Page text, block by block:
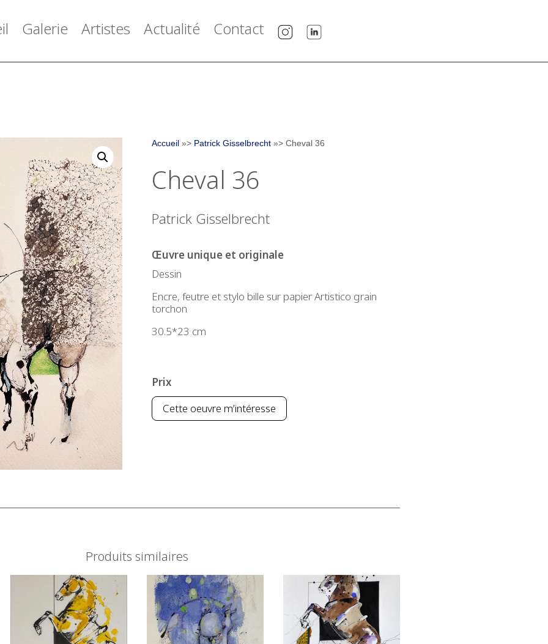
Galerie Artistes Actualité Contact
Accueil»> Patrick Gisselbrecht»> Cheval 36
Cheval 36
Patrick Gisselbrecht
Œuvre unique et originale
Dessin
Encre, feutre et stylo bille sur papier Artistico grain
torchon
30.5*23 cm
Prix
Cette oeuvre m’intéresse
Produits similaires